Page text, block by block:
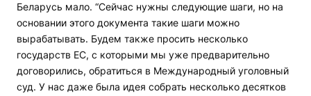
Беларусь мало. “Сейчас нужны следующие шаги, но на
основании этого документа такие шаги можно
вырабатывать. Будем также просить несколько
государств ЕС, с которыми мы уже предварительно
договорились, обратиться в Международный уголовный
суд. У нас даже была идея собрать несколько десятков